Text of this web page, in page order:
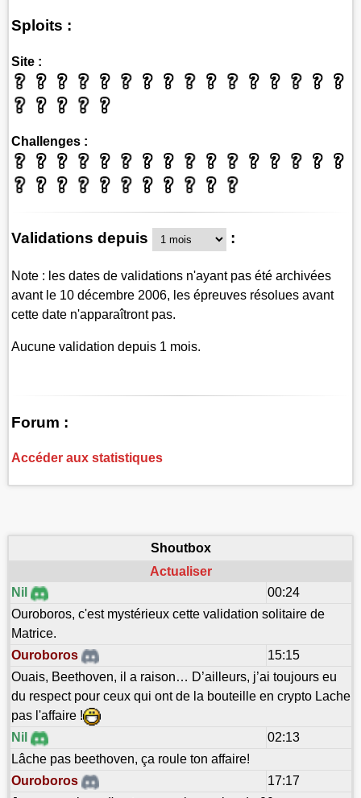
Sploits :
Site :
Challenges :
Validations depuis :
Note : les dates de validations n'ayant pas été archivées
avant le 10 décembre 2006, les épreuves résolues avant
cette date n'apparaîtront pas.
Aucune validation depuis 1 mois.
Forum :
Accéder aux statistiques
Shoutbox
Actualiser
Nil
00:24
Ouroboros, c'est mystérieux cette validation solitaire de
Matrice.
Ouroboros
15:15
Ouais, Beethoven, il a raison… D’ailleurs, j’ai toujours eu
du respect pour ceux qui ont de la bouteille en crypto Lache
pas l'affaire !
Nil
02:13
Lâche pas beethoven, ça roule ton affaire!
Ouroboros
17:17